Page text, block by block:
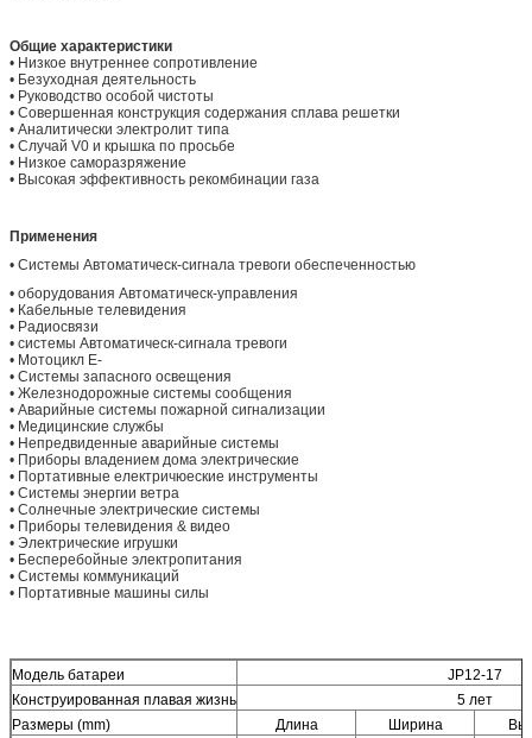
Общие характеристики
• Низкое внутреннее сопротивление
• Безуходная деятельность
• Руководство особой чистоты
• Совершенная конструкция содержания сплава решетки
• Аналитически электролит типа
• Случай V0 и крышка по просьбе
• Низкое саморазряжение
• Высокая эффективность рекомбинации газа
Применения
• Системы Автоматическ-сигнала тревоги обеспеченностью
• оборудования Автоматическ-управления
• Кабельные телевидения
• Радиосвязи
• системы Автоматическ-сигнала тревоги
• Мотоцикл E-
• Системы запасного освещения
• Железнодорожные системы сообщения
• Аварийные системы пожарной сигнализации
• Медицинские службы
• Непредвиденные аварийные системы
• Приборы владением дома электрические
• Портативные електричюеские инструменты
• Системы энергии ветра
• Солнечные электрические системы
• Приборы телевидения & видео
• Электрические игрушки
• Бесперебойные электропитания
• Системы коммуникаций
• Портативные машины силы
Модель батареи
JP12-17
Конструированная плавая жизнь
5 лет
Размеры (mm)
Длина Ширина